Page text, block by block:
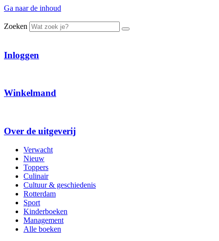
Ga naar de inhoud
Zoeken
Inloggen
Winkelmand
Over de uitgeverij
Verwacht
Nieuw
Toppers
Culinair
Cultuur & geschiedenis
Rotterdam
Sport
Kinderboeken
Management
Alle boeken